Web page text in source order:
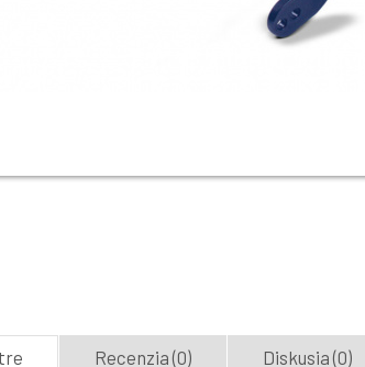
Recenzia (0) Diskusia (0)